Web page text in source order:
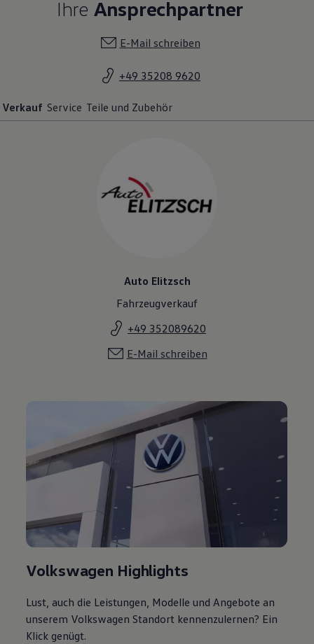
Ihre Ansprechpartner
E-Mail schreiben
+49 35208 9620
Verkauf Service Teile und Zubehör
Auto Elitzsch
Fahrzeugverkauf
+49 352089620
E-Mail schreiben
Volkswagen Highlights
Lust, auch die Leistungen, Modelle und Angebote an
unserem Volkswagen Standort kennenzulernen? Ein
Klick genügt.